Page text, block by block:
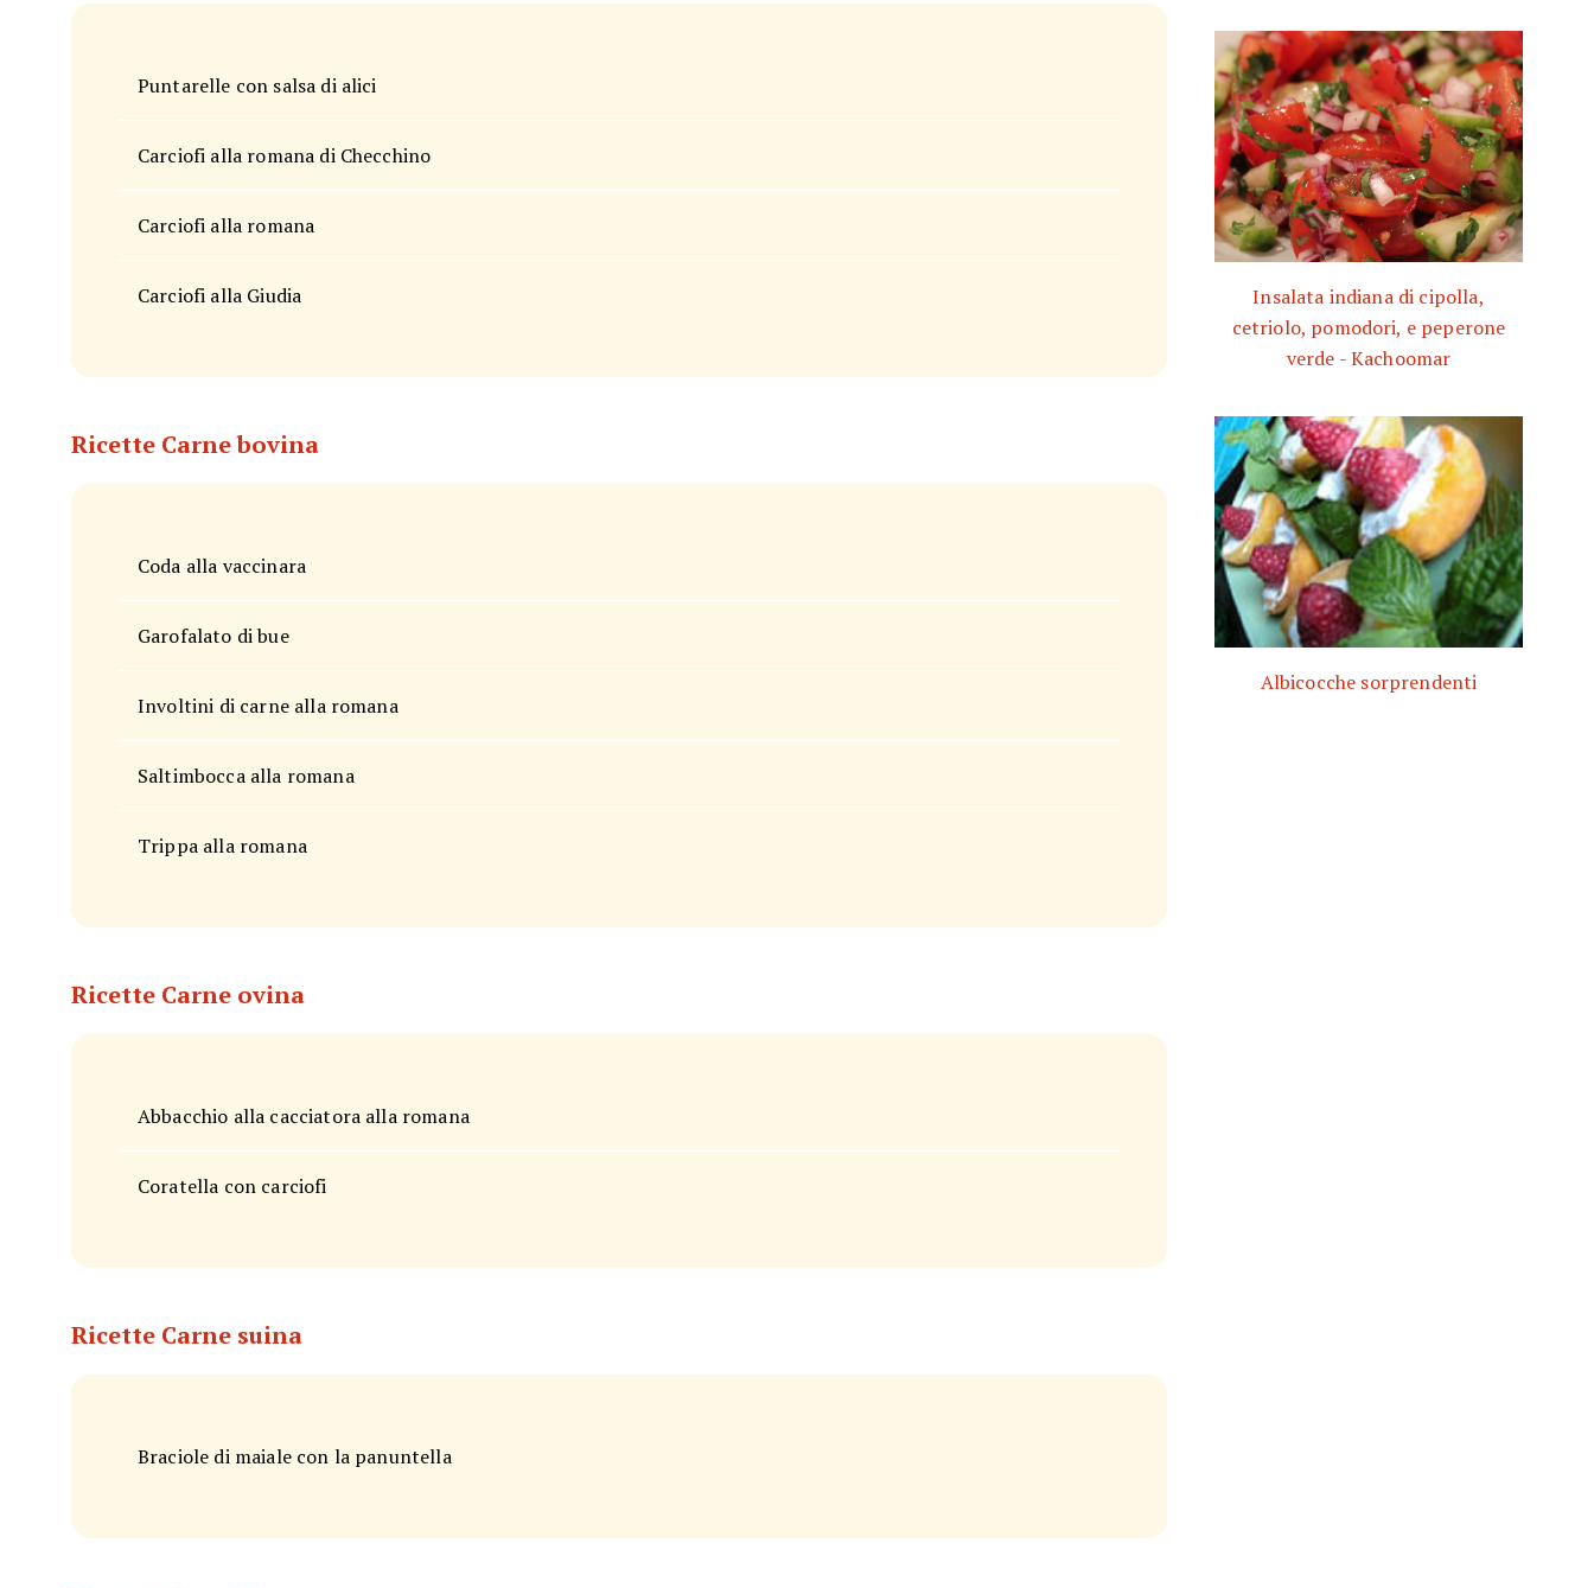
Puntarelle con salsa di alici
Carciofi alla romana di Checchino
Carciofi alla romana
Carciofi alla Giudia
Ricette Carne bovina
Coda alla vaccinara
Garofalato di bue
Involtini di carne alla romana
Saltimbocca alla romana
Trippa alla romana
Ricette Carne ovina
Abbacchio alla cacciatora alla romana
Coratella con carciofi
Ricette Carne suina
Braciole di maiale con la panuntella
Insalata indiana di cipolla,
cetriolo, pomodori, e peperone
verde - Kachoomar
Albicocche sorprendenti